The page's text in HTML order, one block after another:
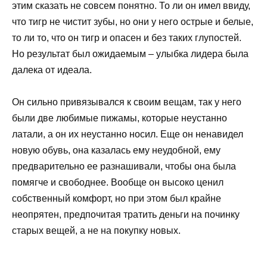
этим сказать не совсем понятно. То ли он имел ввиду,
что тигр не чистит зубы, но они у него острые и белые,
то ли то, что он тигр и опасен и без таких глупостей.
Но результат был ожидаемым – улыбка лидера была
далека от идеала.
Он сильно привязывался к своим вещам, так у него
были две любимые пижамы, которые неустанно
латали, а он их неустанно носил. Еще он ненавидел
новую обувь, она казалась ему неудобной, ему
предварительно ее разнашивали, чтобы она была
помягче и свободнее. Вообще он высоко ценил
собственный комфорт, но при этом был крайне
неопрятен, предпочитая тратить деньги на починку
старых вещей, а не на покупку новых.